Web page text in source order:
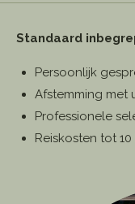
Standaard
Persoonlijk
Afstemming met
Professionele
Reiskosten tot